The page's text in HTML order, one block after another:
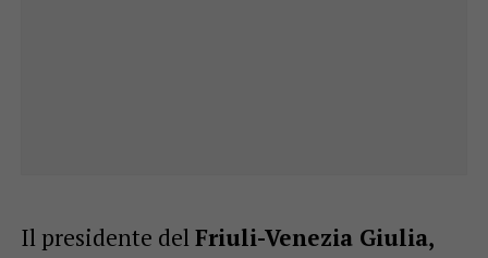
Il presidente del Friuli-Venezia Giulia,